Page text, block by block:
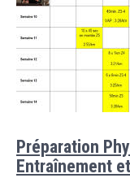
Préparation
Entraînement